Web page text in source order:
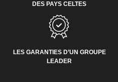
DES PAYS CELTES
LES GARANTIES D’UN GROUPE
LEADER